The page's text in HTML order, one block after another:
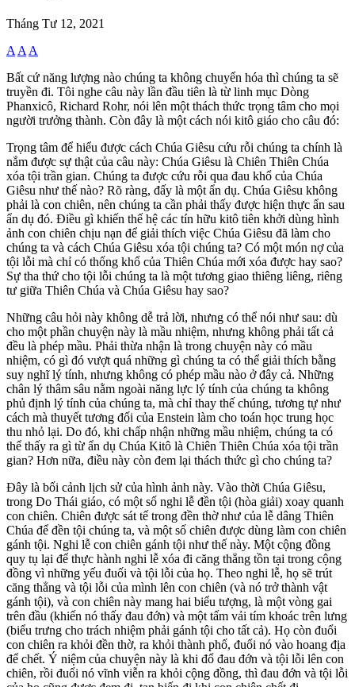
Tháng Tư 12, 2021
A A A
Bất cứ năng lượng nào chúng ta không chuyển hóa thì chúng ta sẽ
truyền đi. Tôi nghe câu này lần đầu tiên là từ linh mục Dòng
Phanxicô, Richard Rohr, nói lên một thách thức trọng tâm cho mọi
người trưởng thành. Còn đây là một cách nói kitô giáo cho câu đó:
Trọng tâm để hiểu được cách Chúa Giêsu cứu rỗi chúng ta chính là
nắm được sự thật của câu này: Chúa Giêsu là Chiên Thiên Chúa
xóa tội trần gian. Chúng ta được cứu rỗi qua đau khổ của Chúa
Giêsu như thế nào? Rõ ràng, đấy là một ẩn dụ. Chúa Giêsu không
phải là con chiên, nên chúng ta cần phải thấy được hiện thực ẩn sau
ẩn dụ đó. Điều gì khiến thế hệ các tín hữu kitô tiên khởi dùng hình
ảnh con chiên chịu nạn để giải thích việc Chúa Giêsu đã làm cho
chúng ta và cách Chúa Giêsu xóa tội chúng ta? Có một món nợ của
tội lỗi mà chỉ có thống khổ của Thiên Chúa mới xóa được hay sao?
Sự tha thứ cho tội lỗi chúng ta là một tương giao thiêng liêng, riêng
tư giữa Thiên Chúa và Chúa Giêsu hay sao?
Những câu hỏi này không dễ trả lời, nhưng có thể nói như sau: dù
cho một phần chuyện này là mầu nhiệm, nhưng không phải tất cả
đều là phép mầu. Phải thừa nhận là trong chuyện này có mầu
nhiệm, có gì đó vượt quá những gì chúng ta có thể giải thích bằng
suy nghĩ lý tính, nhưng không có phép mầu nào ở đây cả. Những
chân lý thâm sâu nằm ngoài năng lực lý tính của chúng ta không
phủ định lý tính của chúng ta, mà chỉ thay thế chúng, tương tự như
cách mà thuyết tương đối của Enstein làm cho toán học trung học
thu nhỏ lại. Do đó, khi chấp nhận những mầu nhiệm, chúng ta có
thể thấy ra gì từ ẩn dụ Chúa Kitô là Chiên Thiên Chúa xóa tội trần
gian? Hơn nữa, điều này còn đem lại thách thức gì cho chúng ta?
Đây là bối cảnh lịch sử của hình ảnh này. Vào thời Chúa Giêsu,
trong Do Thái giáo, có một số nghi lễ đền tội (hòa giải) xoay quanh
con chiên. Chiên được sát tế trong đền thờ như của lễ dâng Thiên
Chúa để đền tội chúng ta, và một số chiên được dùng làm con chiên
gánh tội. Nghi lễ con chiên gánh tội như thế này. Một cộng đồng
quy tụ lại để thực hành nghi lễ xóa đi căng thẳng tồn tại trong cộng
đồng vì những yếu đuối và tội lỗi của họ. Theo nghi lễ, họ sẽ trút
căng thẳng và tội lỗi của mình lên con chiên (và nó trở thành vật
gánh tội), và con chiên này mang hai biểu tượng, là một vòng gai
trên đầu (khiến nó thấy đau đớn) và một tấm vải tím khoác trên lưng
(biểu trưng cho trách nhiệm phải gánh tội cho tất cả). Họ còn đuổi
con chiên ra khỏi đền thờ, ra khỏi thành phố, đuổi nó vào hoang địa
để chết. Ý niệm của chuyện này là khi đổ đau đớn và tội lỗi lên con
chiên, rồi đuổi nó vĩnh viễn ra khỏi cộng đồng, thì đau đớn và tội lỗi